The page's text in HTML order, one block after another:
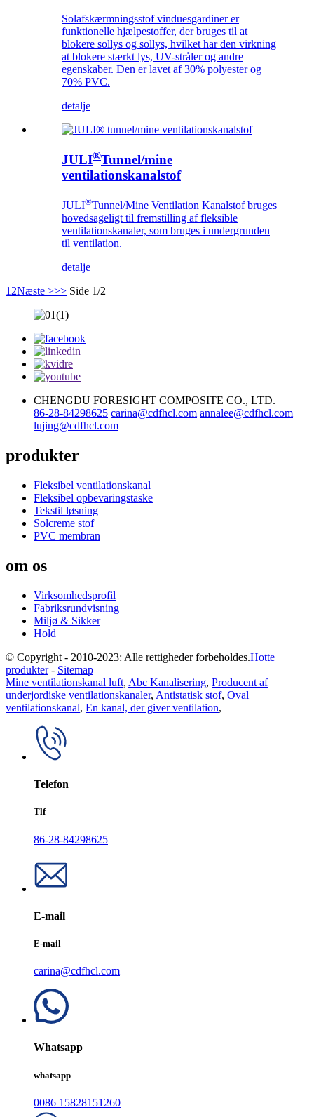
Solafskærmningsstof vinduesgardiner er
funktionelle hjælpestoffer, der bruges til at
blokere sollys og sollys, hvilket har den virkning
at blokere stærkt lys, UV-stråler og andre
egenskaber. Den er lavet af 30% polyester og
70% PVC.
detalje
JULI®Tunnel/mine
ventilationskanalstof
JULI®Tunnel/Mine Ventilation Kanalstof bruges
hovedsageligt til fremstilling af fleksible
ventilationskanaler, som bruges i undergrunden
til ventilation.
detalje
1 2Næste >>> Side 1/2
CHENGDU FORESIGHT COMPOSITE CO., LTD.
86-28-84298625 carina@cdfhcl.com annalee@cdfhcl.com
lujing@cdfhcl.com
produkter
Fleksibel ventilationskanal
Fleksibel opbevaringstaske
Tekstil løsning
Solcreme stof
PVC membran
om os
Virksomhedsprofil
Fabriksrundvisning
Miljø & Sikker
Hold
© Copyright - 2010-2023: Alle rettigheder forbeholdes.Hotte
produkter- Sitemap
Mine ventilationskanal luft, Abc Kanalisering, Producent af
underjordiske ventilationskanaler, Antistatisk stof, Oval
ventilationskanal, En kanal, der giver ventilation,
Telefon
Tlf
86-28-84298625
E-mail
E-mail
carina@cdfhcl.com
Whatsapp
whatsapp
0086 15828151260